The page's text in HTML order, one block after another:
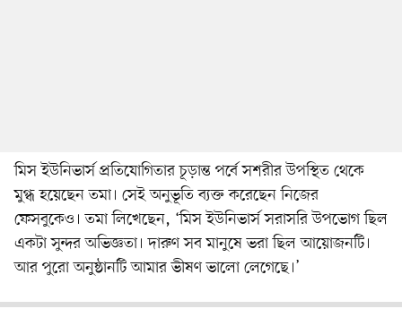
মিস ইউনিভার্স প্রতিযোগিতার চূড়ান্ত পর্বে সশরীর উপস্থিত থেকে
মুগ্ধ হয়েছেন তমা। সেই অনুভূতি ব্যক্ত করেছেন নিজের
ফেসবুকেও। তমা লিখেছেন, ‘মিস ইউনিভার্স সরাসরি উপভোগ ছিল
একটা সুন্দর অভিজ্ঞতা। দারুণ সব মানুষে ভরা ছিল আয়োজনটি।
আর পুরো অনুষ্ঠানটি আমার ভীষণ ভালো লেগেছে।’